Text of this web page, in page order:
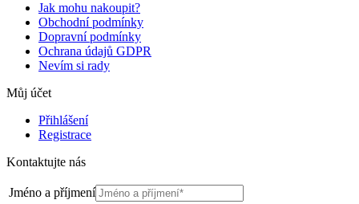
Jak mohu nakoupit?
Obchodní podmínky
Dopravní podmínky
Ochrana údajů GDPR
Nevím si rady
Můj účet
Přihlášení
Registrace
Kontaktujte nás
Jméno a příjmení